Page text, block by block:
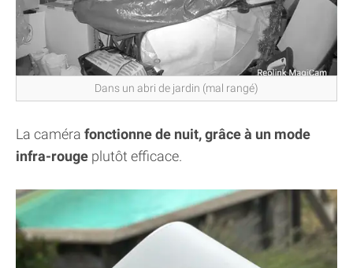
Dans un abri de jardin (mal rangé)
La caméra fonctionne de nuit, grâce à un mode
infra-rouge plutôt efficace.